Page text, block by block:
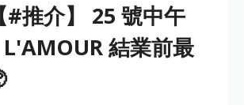
推介】 25 號中午
結業前最